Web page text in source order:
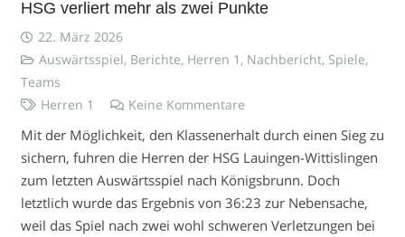
HSG verliert mehr als zwei Punkte
22. März 2026
Auswärtsspiel, Berichte, Herren 1 , Nachbericht, Spiele,
Teams
Herren 1
Keine Kommentare
Mit der Möglichkeit, den Klassenerhalt durch einen Sieg zu
sichern, fuhren die Herren der HSG Lauingen-Wittislingen
zum letzten Auswärtsspiel nach Königsbrunn. Doch
letztlich wurde das Ergebnis von 36:23 zur Nebensache,
weil das Spiel nach zwei wohl schweren Verletzungen bei